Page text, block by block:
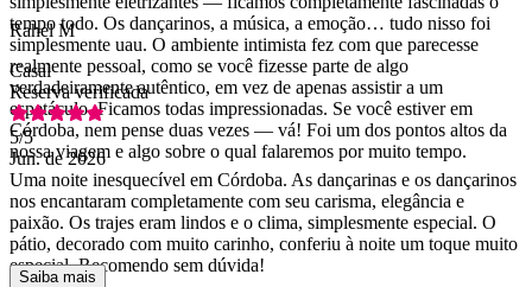
tempo todo. Os dançarinos, a música, a emoção… tudo nisso foi
simplesmente uau. O ambiente intimista fez com que parecesse
realmente pessoal, como se você fizesse parte de algo
verdadeiramente autêntico, em vez de apenas assistir a um
espetáculo. Ficamos todas impressionadas. Se você estiver em
Córdoba, nem pense duas vezes — vá! Foi um dos pontos altos da
nossa viagem e algo sobre o qual falaremos por muito tempo.
Rahel M
Casal
Reserva verificada
5/5
Jun. de 2026
Uma noite inesquecível em Córdoba. As dançarinas e os dançarinos
nos encantaram completamente com seu carisma, elegância e
paixão. Os trajes eram lindos e o clima, simplesmente especial. O
pátio, decorado com muito carinho, conferiu à noite um toque muito
especial. Recomendo sem dúvida!
Saiba mais